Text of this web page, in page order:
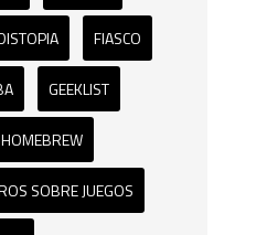
FIASCO
GEEKLIST
HOMEBREW
SOBRE JUEGOS